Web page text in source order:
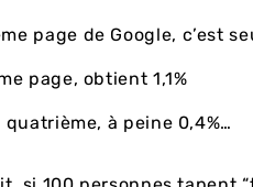
page de Google, c’est
page, obtient 1,1%
à peine 0,4%…